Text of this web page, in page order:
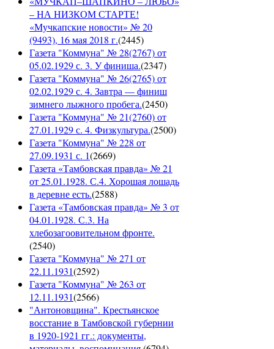
– НА НИЗКОМ СТАРТЕ!
«Мучкапские новости» № 20
(9493), 16 мая 2018 г.(2445)
Газета "Коммуна" № 28(2767) от
05.02.1929 с. 3. У финиша.(2347)
Газета "Коммуна" № 26(2765) от
02.02.1929 с. 4. Завтра — финиш
зимнего лыжного пробега.(2450)
Газета "Коммуна" № 21(2760) от
27.01.1929 с. 4. Физкультура.(2500)
Газета "Коммуна" № 228 от
27.09.1931 с. 1(2669)
Газета «Тамбовская правда» № 21
от 25.01.1928. С.4. Хорошая лошадь
в деревне есть.(2588)
Газета «Тамбовская правда» № 3 от
04.01.1928. С.3. На
хлебозагоовительном фронте.
(2540)
Газета "Коммуна" № 271 от
22.11.1931(2592)
Газета "Коммуна" № 263 от
12.11.1931(2566)
"Антоновщина". Крестьянское
восстание в Тамбовской губернии
в 1920-1921 гг.: документы,